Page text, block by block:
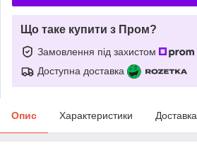
Що таке купити з Пром?
Замовлення під захистом
Доступна доставка
Опис Характеристики Доставка